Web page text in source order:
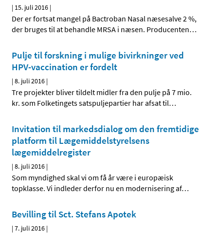
| 15. juli 2016 |
Der er fortsat mangel på Bactroban Nasal næsesalve 2 %,
der bruges til at behandle MRSA i næsen. Producenten…
Pulje til forskning i mulige bivirkninger ved
HPV-vaccination er fordelt
|8. juli 2016 |
Tre projekter bliver tildelt midler fra den pulje på 7 mio.
kr. som Folketingets satspuljepartier har afsat til…
Invitation til markedsdialog om den fremtidige
platform til Lægemiddelstyrelsens
lægemiddelregister
|8. juli 2016 |
Som myndighed skal vi om få år være i europæisk
topklasse. Vi indleder derfor nu en modernisering af…
Bevilling til Sct. Stefans Apotek
|7. juli 2016 |